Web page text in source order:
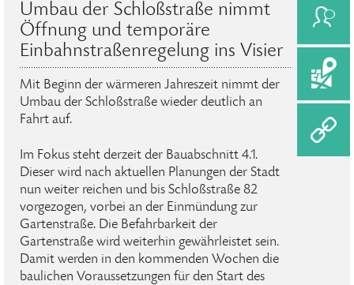
Umbau der Schloßstraße nimmt
Öffnung und temporäre
Einbahnstraßenregelung ins Visier
Mit Beginn der wärmeren Jahreszeit nimmt der
Umbau der Schloßstraße wieder deutlich an
Fahrt auf.
Im Fokus steht derzeit der Bauabschnitt 4.1.
Dieser wird nach aktuellen Planungen der Stadt
nun weiter reichen und bis Schloßstraße 82
vorgezogen, vorbei an der Einmündung zur
Gartenstraße. Die Befahrbarkeit der
Gartenstraße wird weiterhin gewährleistet sein.
Damit werden in den kommenden Wochen die
baulichen Voraussetzungen für den Start des